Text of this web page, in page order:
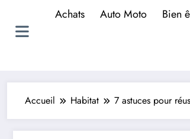
Achats Auto Moto Bien
Accueil Habitat 7 astuces pour